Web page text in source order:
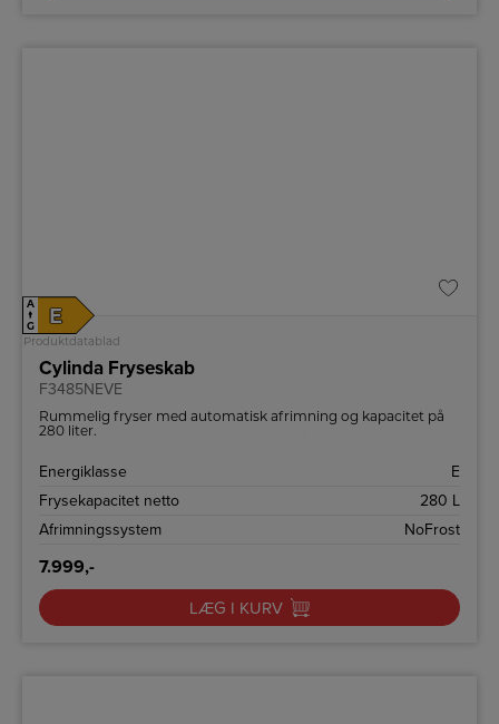
A
↑
G
E
Produktdatablad
Cylinda Fryseskab
F3485NEVE
Rummelig fryser med automatisk afrimning og kapacitet på
280 liter.
Energiklasse
E
Frysekapacitet netto
280 L
Afrimningssystem
NoFrost
7.999,-
LÆG I KURV